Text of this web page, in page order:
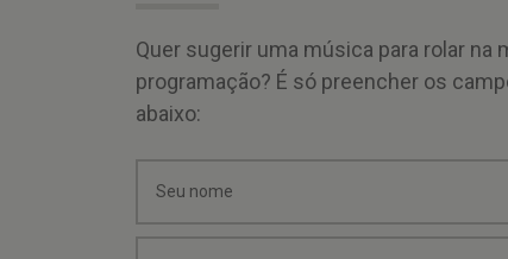
Quer sugerir uma música para rolar na
programação? É só preencher os
abaixo: